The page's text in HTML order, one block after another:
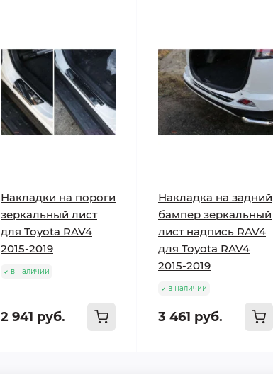
Накладки на пороги
зеркальный лист
для Toyota RAV4
2015-2019
в наличии
2 941 руб.
Накладка на задний
бампер зеркальный
лист надпись RAV4
для Toyota RAV4
2015-2019
в наличии
3 461 руб.